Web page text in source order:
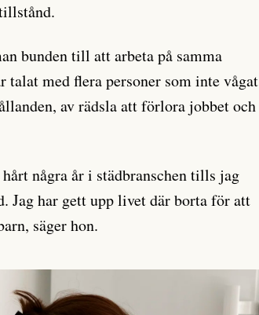
bunden till att arbeta på samma
talat med flera personer som inte vågat
av rädsla att förlora jobbet och
några år i städbranschen tills jag
Jag har gett upp livet där borta för att
säger hon.